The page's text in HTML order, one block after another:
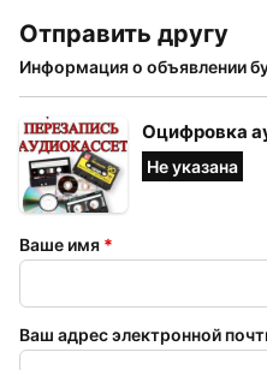
Отправить другу
Информация о объявлении
Оцифровка
Не указана
Ваше имя *
Ваш адрес электронной